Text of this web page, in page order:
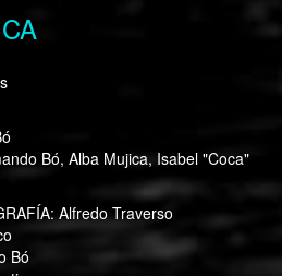
Bó, Alba Mujica, Isabel "Coca"
Alfredo Traverso
Bó